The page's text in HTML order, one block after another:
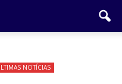
NOTÍCIAS